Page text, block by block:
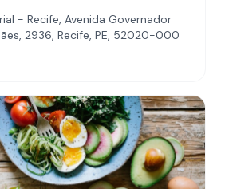
- Recife, Avenida Governador
2936, Recife, PE, 52020-000